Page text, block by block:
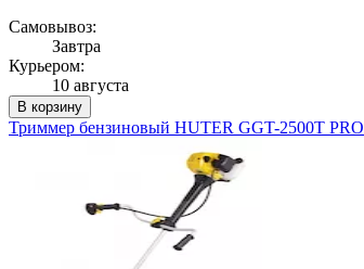
Самовывоз:
Завтра
Курьером:
10 августа
В корзину
Триммер бензиновый HUTER GGT-2500T PRO